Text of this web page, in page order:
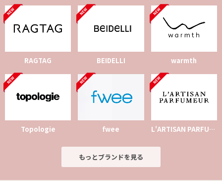
RAGTAG BEIDELLI warmth
Topologie fwee L'ARTISAN PARFUMEUR
もっとブランドを見る